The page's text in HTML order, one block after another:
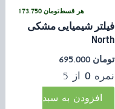
هر قسطتومان173.750
•
فیلتر شیمیایی مشکی
North
تومان 695.000
نمره0 از 5
افزودن به سبد